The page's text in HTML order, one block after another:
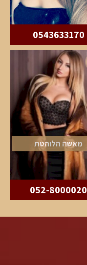
0543633170
מאשה הלוהטת
052-8000020